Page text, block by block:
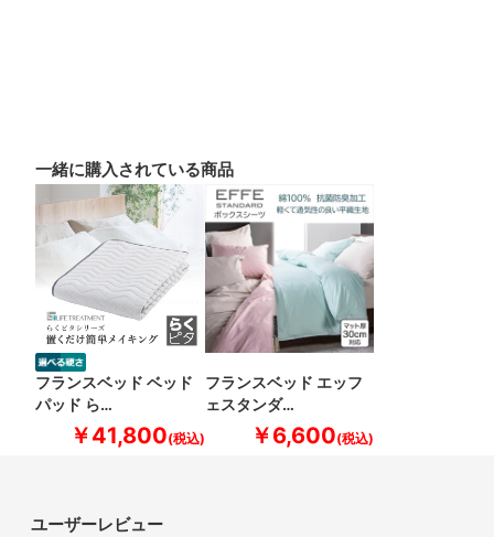
一緒に購入されている商品
フランスベッド ベッド
パッド ら…
￥41,800
フランスベッド エッフ
ェスタンダ…
￥6,600
ユーザーレビュー